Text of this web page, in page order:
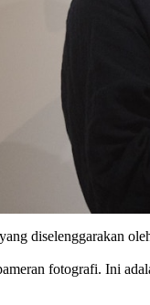
diselenggarakan
fotografi. Ini